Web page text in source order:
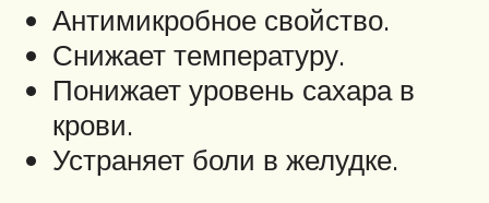
Антимикробное свойство.
Снижает температуру.
Понижает уровень сахара в
крови.
Устраняет боли в желудке.